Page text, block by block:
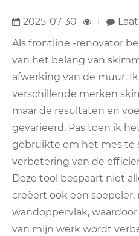
2025-07-30 1
Als frontline -renovator
van het belang van
afwerking van de muur.
verschillende merken
maar de resultaten en
gevarieerd. Pas toen ik
gebruikte om het mes te
verbetering van de
Deze tool bespaart niet
creëert ook een
wandoppervlak,
van mijn werk wordt